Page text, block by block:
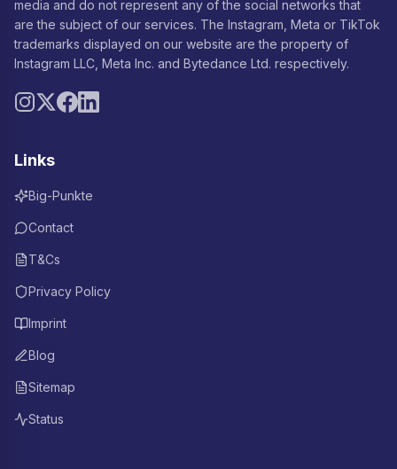
media and do not represent any of the social networks that
are the subject of our services. The Instagram, Meta or TikTok
trademarks displayed on our website are the property of
Instagram LLC, Meta Inc. and Bytedance Ltd. respectively.
Links
Big-Punkte
Contact
T&Cs
Privacy Policy
Imprint
Blog
Sitemap
Status